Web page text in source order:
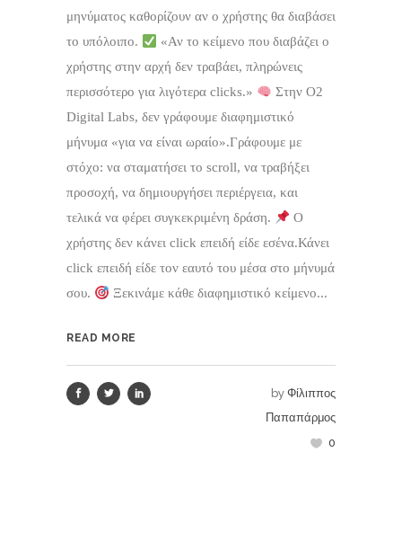
μηνύματος καθορίζουν αν ο χρήστης θα διαβάσει
το υπόλοιπο.
«Αν το κείμενο που διαβάζει ο
χρήστης στην αρχή δεν τραβάει, πληρώνεις
περισσότερο για λιγότερα clicks.»
Στην O2
Digital Labs, δεν γράφουμε διαφημιστικό
μήνυμα «για να είναι ωραίο».Γράφουμε με
στόχο: να σταματήσει το scroll, να τραβήξει
προσοχή, να δημιουργήσει περιέργεια, και
τελικά να φέρει συγκεκριμένη δράση.
Ο
χρήστης δεν κάνει click επειδή είδε εσένα.Κάνει
click επειδή είδε τον εαυτό του μέσα στο μήνυμά
σου.
Ξεκινάμε κάθε διαφημιστικό κείμενο...
READ MORE
by Φίλιππος
Παπαπάρμος
0